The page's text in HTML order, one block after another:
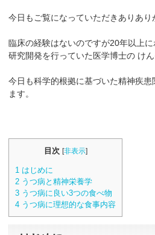
今日もご覧になっていただきありあり
臨床の経験はないのですが20年以上
研究開発を行っていた医学博士の けん
今日も科学的根拠に基づいた精神疾
ます。
目次 [非表示]
1 はじめに
2 うつ病と精神栄養学
3 うつ病に良い3つの食べ物
4 うつ病に理想的な食事内容